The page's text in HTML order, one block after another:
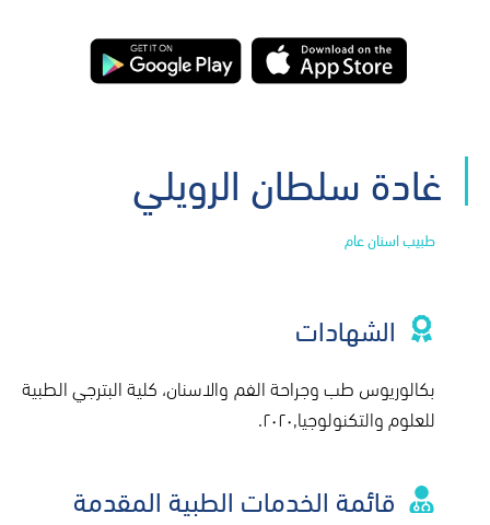
غادة سلطان الرويلي
طبيب اسنان عام
الشهادات
بكالوريوس طب وجراحة الفم والاسنان، كلية البترجي الطبية
للعلوم والتكنولوجيا,٢٠٢٠.
قائمة الخدمات الطبية المقدمة